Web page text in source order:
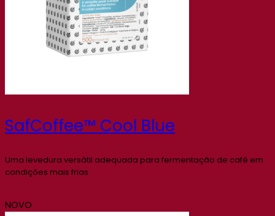
SafCoffee™ Cool Blue
Uma levedura versátil adequada para fermentação de café em
condições mais frias
NOVO